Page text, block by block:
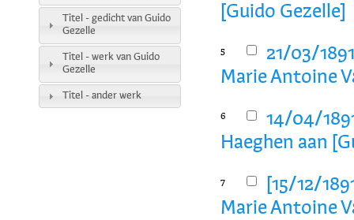
[Guido Gezelle]
5
21/03/
Marie Antoine
6
14/04/
Haeghen aan
7
[15/12/
Marie Antoine
Titel - gedicht van Guido
Gezelle
Titel - werk van Guido
Gezelle
Titel - ander werk